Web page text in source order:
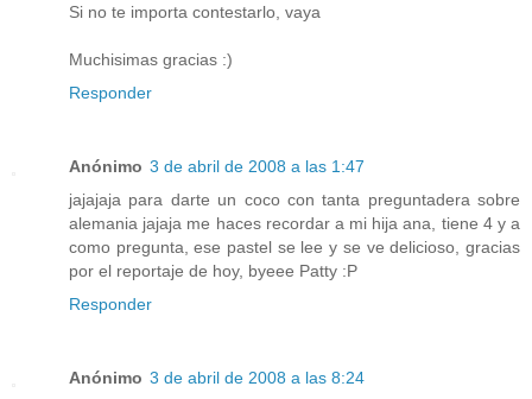
Si no te importa contestarlo, vaya
Muchisimas gracias :)
Responder
Anónimo 3 de abril de 2008 a las 1:47
jajajaja para darte un coco con tanta preguntadera sobre
alemania jajaja me haces recordar a mi hija ana, tiene 4 y a
como pregunta, ese pastel se lee y se ve delicioso, gracias
por el reportaje de hoy, byeee Patty :P
Responder
Anónimo 3 de abril de 2008 a las 8:24